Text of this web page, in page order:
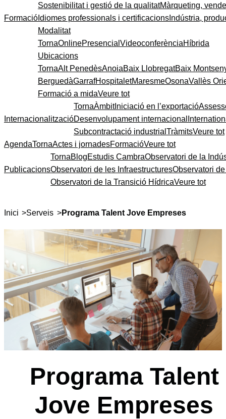
Formació
Sostenibilitat i gestió de la qualitatMàrqueting,
Idiomes professionals i certificacions Indústria,
Modalitat
TornaOnlinePresencial VideoconferènciaHíbrida
Ubicacions
TornaAlt PenedèsAnoiaBaix LlobregatBaix
BerguedàGarrafHospitaletMaresmeOsonaVallès
Formació a midaVeure tot
Internacionalització
TornaÀmbitIniciació en l’exportació
Desenvolupament internacional
Subcontractació industrial TràmitsVeure tot
AgendaTornaActes i jornadesFormacióVeure tot
Publicacions
TornaBlogEstudis CambraObservatori de la
Observatori de les InfraestructuresObservatori
Observatori de la Transició HídricaVeure tot
Inici >Serveis >Programa Talent Jove Empreses
Programa Talent
Jove Empreses